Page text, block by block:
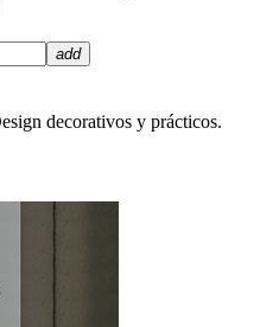
add
decorativos y prácticos.